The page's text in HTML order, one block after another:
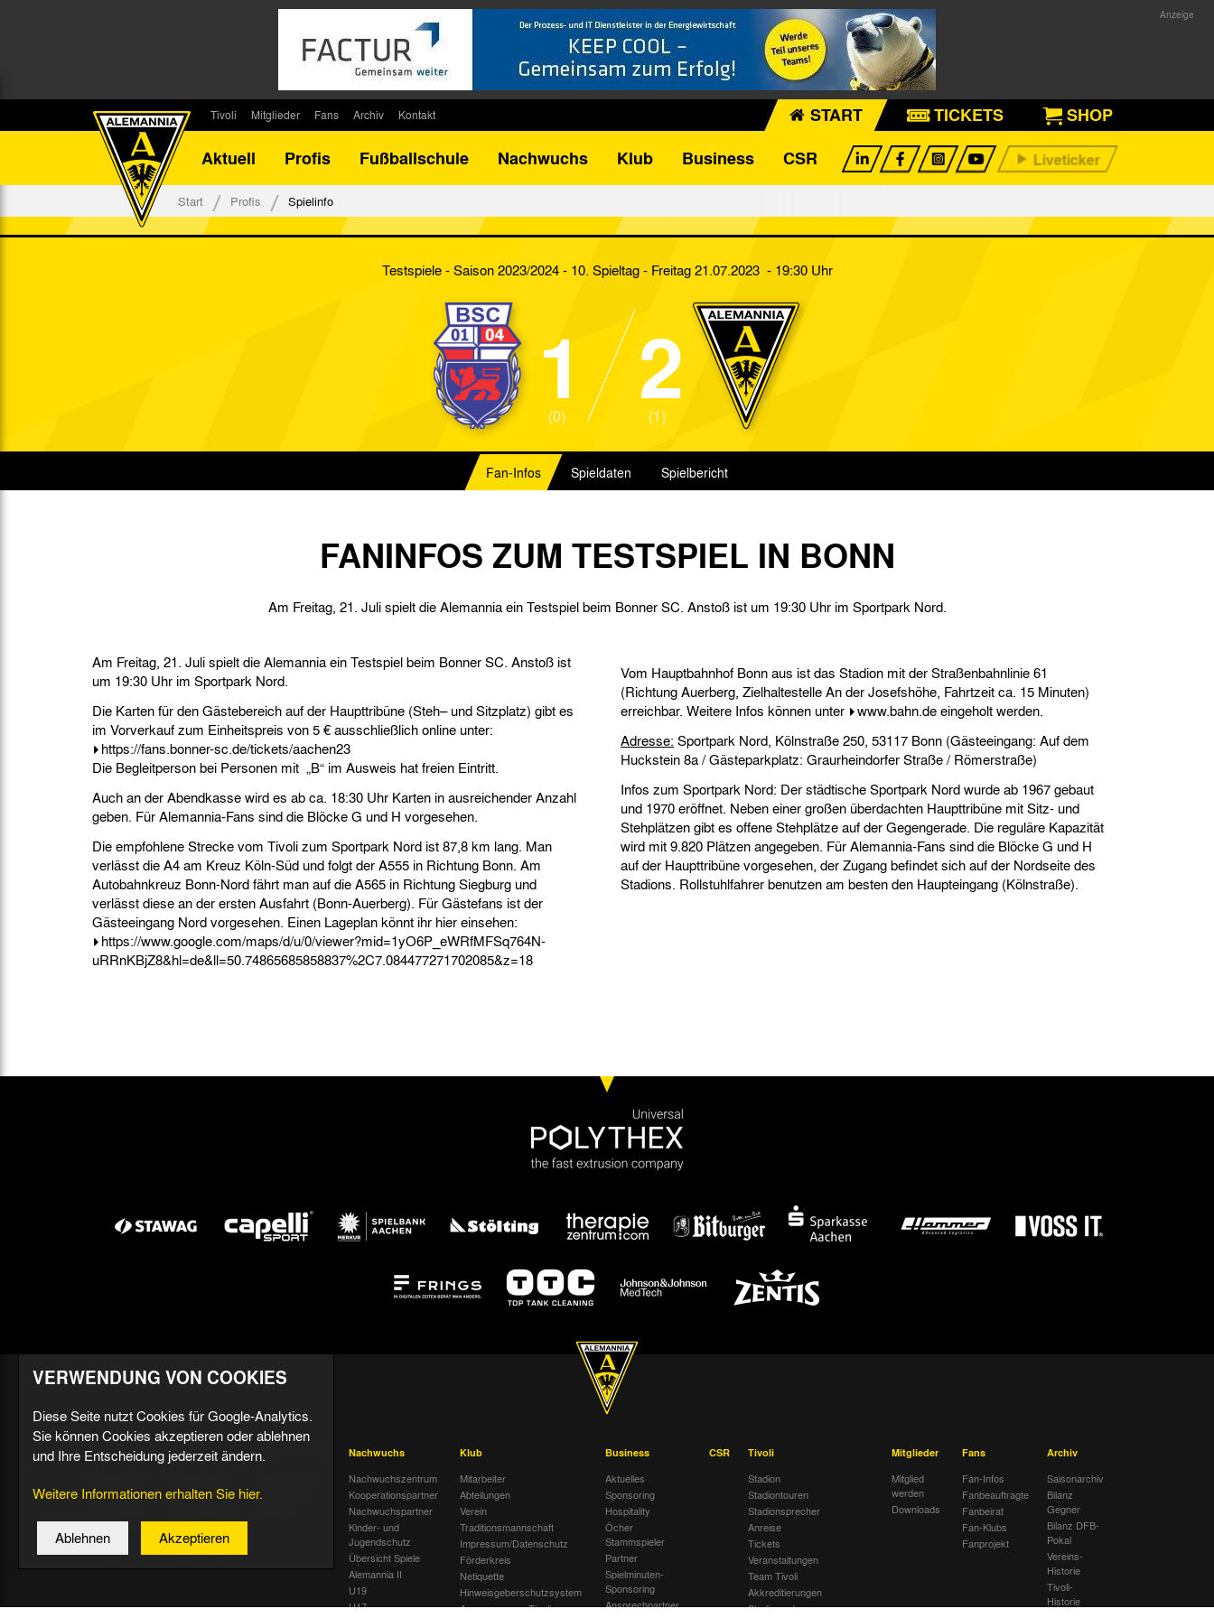
Tivoli
Stadionsprecher
Mitglieder
Kontakt
Fans
Fanbeirat
Fan-Klubs
Archiv
Ahnentafel
Kontakt START TICKETS
SHOP
Aktuell
Profis Fußballschule Nachwuchs Klub Business CSR
Start Profis Spielinfo
Testspiele - Saison 2023/2024 - 10. Spieltag- Freitag 21.07.2023 - 19:30 Uhr
1
(0) 2
(1)
Fan-Infos Spieldaten Spielbericht
FANINFOS ZUM TESTSPIEL IN BONN
Am Freitag, 21. Juli spielt die Alemannia ein Testspiel beim Bonner SC. Anstoß ist um 19:30 Uhr im Sportpark Nord.
Am Freitag, 21. Juli spielt die Alemannia ein Testspiel beim Bonner SC. Anstoß ist
um 19:30 Uhr im Sportpark Nord.
Die Karten für den Gästebereich auf der Haupttribüne (Steh– und Sitzplatz) gibt es
im Vorverkauf zum Einheitspreis von 5 € ausschließlich online unter:
https://fans.bonner-sc.de/tickets/aachen23
Die Begleitperson bei Personen mit „B“ im Ausweis hat freien Eintritt.
Auch an der Abendkasse wird es ab ca. 18:30 Uhr Karten in ausreichender Anzahl
geben. Für Alemannia-Fans sind die Blöcke G und H vorgesehen.
Die empfohlene Strecke vom Tivoli zum Sportpark Nord ist 87,8 km lang. Man
verlässt die A4 am Kreuz Köln-Süd und folgt der A555 in Richtung Bonn. Am
Autobahnkreuz Bonn-Nord fährt man auf die A565 in Richtung Siegburg und
verlässt diese an der ersten Ausfahrt (Bonn-Auerberg). Für Gästefans ist der
Gästeeingang Nord vorgesehen. Einen Lageplan könnt ihr hier einsehen:
https://www.google.com/maps/d/u/0/viewer?mid=1yO6P_eWRfMFSq764N-
uRRnKBjZ8&hl=de&ll=50.74865685858837%2C7.084477271702085&z=18
Vom Hauptbahnhof Bonn aus ist das Stadion mit der Straßenbahnlinie 61
(Richtung Auerberg, Zielhaltestelle An der Josefshöhe, Fahrtzeit ca. 15 Minuten)
erreichbar. Weitere Infos können unter
www.bahn.deeingeholt werden.
Adresse: Sportpark Nord, Kölnstraße 250, 53117 Bonn (Gästeeingang: Auf dem
Huckstein 8a / Gästeparkplatz: Graurheindorfer Straße / Römerstraße)
Infos zum Sportpark Nord: Der städtische Sportpark Nord wurde ab 1967 gebaut
und 1970 eröffnet. Neben einer großen überdachten Haupttribüne mit Sitz- und
Stehplätzen gibt es offene Stehplätze auf der Gegengerade. Die reguläre Kapazität
wird mit 9.820 Plätzen angegeben. Für Alemannia-Fans sind die Blöcke G und H
auf der Haupttribüne vorgesehen, der Zugang befindet sich auf der Nordseite des
Stadions. Rollstuhlfahrer benutzen am besten den Haupteingang (Kölnstraße).
Aktuell
Termine
Deal
Radiostream
Profis
Trainer
Statistik
Trainingsplan
Geburtstage
Nachwuchs
Nachwuchszentrum
Kooperationspartner
Nachwuchspartner
Kinder- und
Jugendschutz
Übersicht Spiele
Alemannia II
U19
U17
Klub
Mitarbeiter
Abteilungen
Verein
Traditionsmannschaft
Impressum/Datenschutz
Förderkreis
Netiquette
Hinweisgeberschutzsystem
Awareness am Tivoli
Business
Aktuelles
Sponsoring
Hospitality
Öcher
Stammspieler
Partner
Spielminuten-
Sponsoring
Ansprechpartner
CSR
Tivoli
Stadion
Stadiontouren
Stadionsprecher
Anreise
Tickets
Veranstaltungen
Team Tivoli
Akkreditierungen
Stadionordnung
Mitglieder
Mitglied
werden
Downloads
Fans
Fan-Infos
Fanbeauftragte
Fanbeirat
Fan-Klubs
Fanprojekt
Archiv
Saisonarchiv
Bilanz
Gegner
Bilanz DFB-
Pokal
Vereins-
Historie
Tivoli-
Historie
VERWENDUNG VON COOKIES
Diese Seite nutzt Cookies für Google-Analytics.
Sie können Cookies akzeptieren oder ablehnen
und Ihre Entscheidung jederzeit ändern.
Weitere Informationen erhalten Sie hier.
Ablehnen Akzeptieren